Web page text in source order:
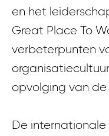
en het
Great Place To
verbeterpunten
opvolging van de
De